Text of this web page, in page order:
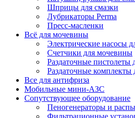
Шприцы для смазки
Лубрикаторы Perma
Пресс-масленки
Всё для мочевины
Электрические насосы
Счетчики для мочевины
Раздаточные пистолеты
Раздаточные
Все для антифриза
Мобильные мини-АЗС
Сопутствующее оборудование
Пеногенераторы и